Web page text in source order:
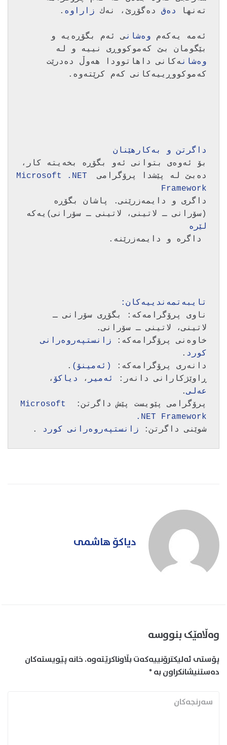
ته‌نها
ده‌ق ده‌گۆڕێ، نه‌ك زاراوه‌
ئه‌مه‌ یه‌كه‌م وه‌شان
بێگومان بێ كه‌موكووڕی نییه‌ و له‌
وه‌شان
داگرتن و به‌كارهێنان
ده‌بێ له‌ پێشدا پرۆگرامی
Microsoft .NET
Framework
(سۆرانی ـ لاتینی، لاتینی ـ سۆرانی)یه‌كه‌
لێره
تایبه‌تمه‌ندییه‌كان:
ناوی پرۆگرامه‌كه‌: بگۆڕی سۆرانی ـ
خاوه‌نی پرۆگرامه‌كه‌:
زانستپه‌روه‌رانی
كورد
دانه‌ری پرۆگرامه‌كه‌:
(ئه‌مینۆ)
ڕاوێژكارانی دانه‌ر:
ئه‌میر ، دیاكۆ ،
عه‌لی
پرۆگرامی پێویست پێش داگرتن:
Microsoft
.NET Framework
شوێنی داگرتن: زانستپه‌روه‌رانی كورد .
دیاکۆ هاشمی
وەڵامێک بنووسە
پۆستی ئەلیکترۆنییەکەت بڵاوناکرێتەوە.خانە پێویستەکان
دەستنیشانکراون بە*